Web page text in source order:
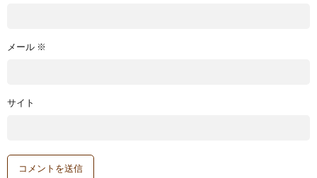
メール ※
サイト